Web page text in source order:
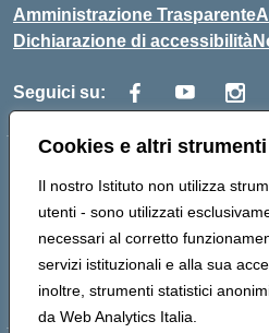
Cookies e altri
Il nostro Istituto non utilizza
utenti - sono utilizzati
necessari al corretto
servizi istituzionali e alla sua
inoltre, strumenti statistici
da Web Analytics Italia.
Amministrazione Trasparente
Dichiarazione di accessibilità
Seguici su:
Centralino:0803345078 Email:
Posta elettronica certificata (PEC):